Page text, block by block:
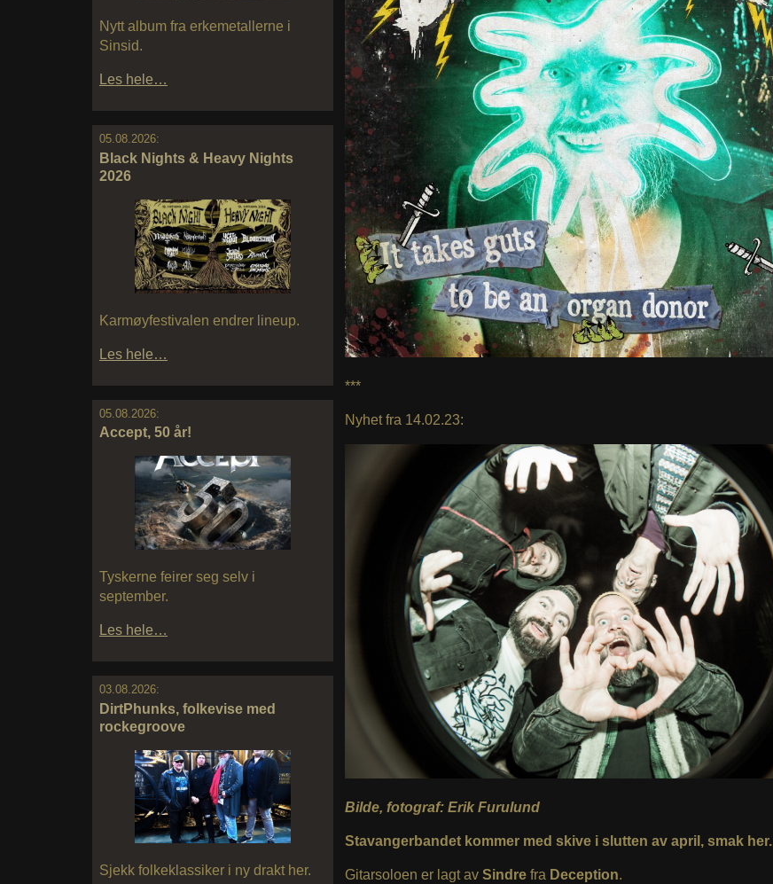
Nytt album fra erkemetallerne i
Sinsid.
Les hele…
05.08.2026:
Black Nights & Heavy Nights
2026
Karmøyfestivalen endrer lineup.
Les hele…
05.08.2026:
Accept, 50 år!
Tyskerne feirer seg selv i
september.
Les hele…
03.08.2026:
DirtPhunks, folkevise med
rockegroove
Sjekk folkeklassiker i ny drakt her.
***
Nyhet fra 14.02.23:
Bilde, fotograf: Erik Furulund
Stavangerbandet kommer med skive i slutten av april, smak her.
Gitarsoloen er lagt av Sindre fra Deception.